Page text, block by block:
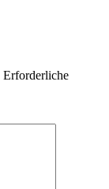
Erforderliche